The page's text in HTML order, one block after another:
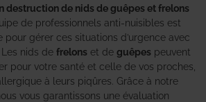
destruction de nids de guêpes et frelons
de professionnels anti-nuisibles est
gérer ces situations d’urgence avec
nids de frelons et de guêpes peuvent
pour votre santé et celle de vos proches,
à leurs piqûres. Grâce à notre
vous garantissons une évaluation